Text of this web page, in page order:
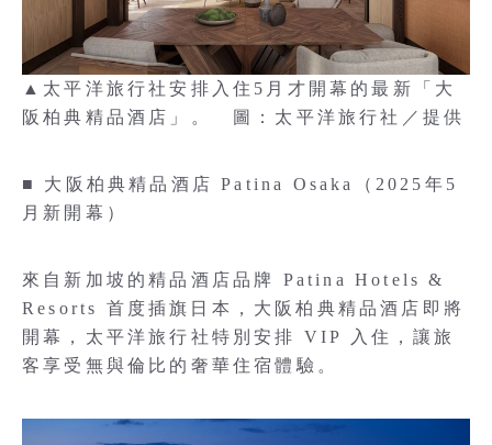
▲太平洋旅行社安排入住5月才開幕的最新「大
阪柏典精品酒店」。 圖：太平洋旅行社／提供
■ 大阪柏典精品酒店 Patina Osaka（2025年5
月新開幕）
來自新加坡的精品酒店品牌 Patina Hotels &
Resorts 首度插旗日本，大阪柏典精品酒店即將
開幕，太平洋旅行社特別安排 VIP 入住，讓旅
客享受無與倫比的奢華住宿體驗。